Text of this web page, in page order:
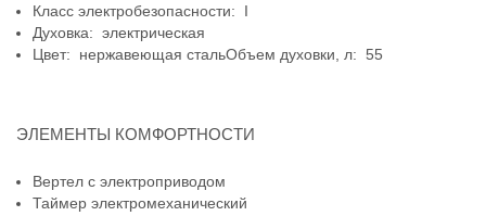
Класс электробезопасности: I
Духовка: электрическая
Цвет: нержавеющая стальОбъем духовки, л: 55
ЭЛЕМЕНТЫ КОМФОРТНОСТИ
Вертел с электроприводом
Таймер электромеханический